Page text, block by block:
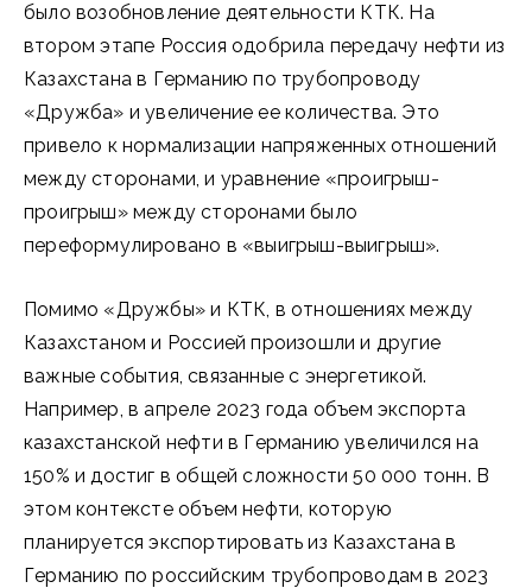
было возобновление деятельности КТК. На
втором этапе Россия одобрила передачу нефти из
Казахстана в Германию по трубопроводу
«Дружба» и увеличение ее количества. Это
привело к нормализации напряженных отношений
между сторонами, и уравнение «проигрыш-
проигрыш» между сторонами было
переформулировано в «выигрыш-выигрыш».
Помимо «Дружбы» и КТК, в отношениях между
Казахстаном и Россией произошли и другие
важные события, связанные с энергетикой.
Например, в апреле 2023 года объем экспорта
казахстанской нефти в Германию увеличился на
150% и достиг в общей сложности 50 000 тонн. В
этом контексте объем нефти, которую
планируется экспортировать из Казахстана в
Германию по российским трубопроводам в 2023